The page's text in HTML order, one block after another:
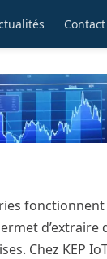
Contact
Chez KEP